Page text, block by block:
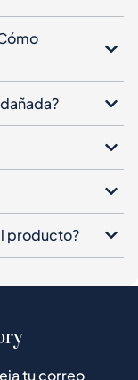
producto?
tu correo